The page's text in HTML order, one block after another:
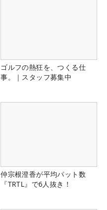
ゴルフの熱狂を、つくる仕
事。｜スタッフ募集中
仲宗根澄香が平均パット数
『TRTL』で6人抜き！